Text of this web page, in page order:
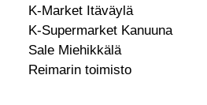
K-Market Itäväylä
K-Supermarket Kanuuna
Sale Miehikkälä
Reimarin toimisto